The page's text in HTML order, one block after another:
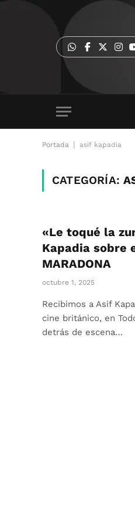
Portada asif kapadia
CATEGORÍA:
«Le toqué la
Kapadia sobre
MARADONA
octubre 1, 2025
Recibimos a Asif
cine británico, en
detrás de escena…